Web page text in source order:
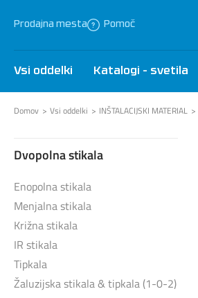
Prodajna mesta Pomoč
Vsi oddelki Katalogi - svetila
Domov Vsi oddelki INŠTALACIJSKI MATERIAL
Dvopolna stikala
Enopolna stikala
Menjalna stikala
Križna stikala
IR stikala
Tipkala
Žaluzijska stikala & tipkala (1-0-2)